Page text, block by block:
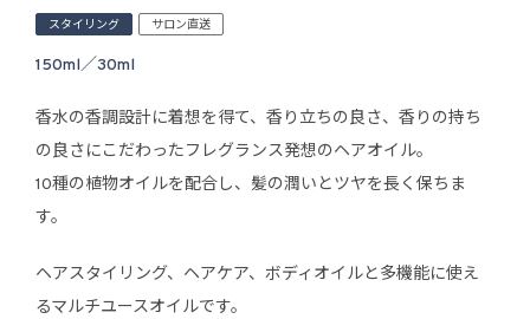
スタイリング サロン直送
150ml／30ml
香水の香調設計に着想を得て、香り立ちの良さ、香りの持ち
の良さにこだわったフレグランス発想のヘアオイル。
10種の植物オイルを配合し、髪の潤いとツヤを長く保ちま
す。
ヘアスタイリング、ヘアケア、ボディオイルと多機能に使え
るマルチユースオイルです。